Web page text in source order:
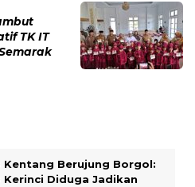
TK IT
Kentang Berujung Borgol:
Kerinci Diduga Jadikan